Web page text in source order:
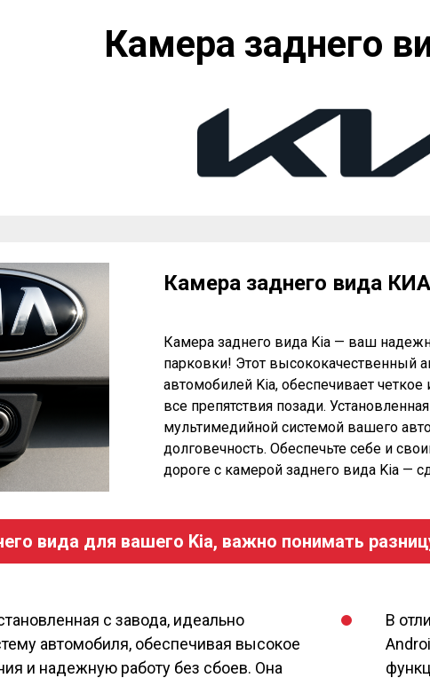
Камера заднего
Камера заднего вида КИА
Камера заднего вида Kia — ваш
парковки! Этот высококачественный
автомобилей Kia, обеспечивает
все препятствия позади.
мультимедийной системой вашего
долговечность. Обеспечьте себе и
дороге с камерой заднего вида Kia —
вида для вашего Kia, важно понимать
с завода, идеально
автомобиля, обеспечивая высокое
и надежную работу без сбоев. Она
В